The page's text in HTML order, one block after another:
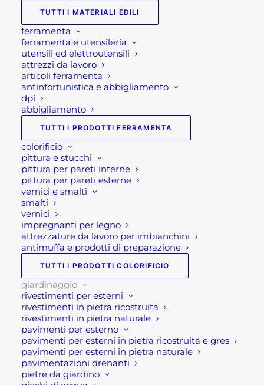
TUTTI I MATERIALI EDILI
ferramenta
ferramenta e utensileria
utensili ed elettroutensili
attrezzi da lavoro
articoli ferramenta
antinfortunistica e abbigliamento
dpi
abbigliamento
TUTTI I PRODOTTI FERRAMENTA
colorificio
pittura e stucchi
pittura per pareti interne
pittura per pareti esterne
vernici e smalti
smalti
vernici
impregnanti per legno
attrezzature da lavoro per imbianchini
antimuffa e prodotti di preparazione
TUTTI I PRODOTTI COLORIFICIO
giardinaggio
rivestimenti per esterni
rivestimenti in pietra ricostruita
rivestimenti in pietra naturale
pavimenti per esterno
pavimenti per esterni in pietra ricostruita e gres
pavimenti per esterni in pietra naturale
pavimentazioni drenanti
pietre da giardino
Caratteristiche tecniche:
Peso 75 e 125 kg
Dimensioni: 40x40x26 cm; 60x40x26 cm
Materiale: pietra naturale granito
Se per qualsiasi ragione non riuscissi a
completare l’ordine o avessi dei dubbi prima di
effettuare il pagamento contattaci dalle 09 alle 12
e dalle 14 alle 17, ti offriremo tutto il supporto
necessario per aiutarti nella procedura di
acquisto!
Oppure scrivi una mail a
shop@rotacommerciale.it
Dimensioni
FIORIERE
IN
PIETRA
NATURALE
quantità
SKU
GV01FP
Categorie
GIARDINAGGIO